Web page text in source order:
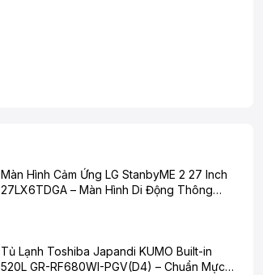
Màn Hình Cảm Ứng LG StanbyME 2 27 Inch
27LX6TDGA – Màn Hình Di Động Thông
Tủ Lạnh Toshiba Japandi KUMO Built-in
520L GR-RF680WI-PGV(D4) – Chuẩn Mực